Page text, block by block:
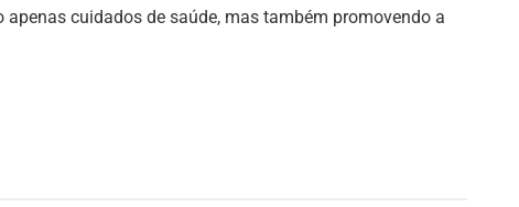
cuidados de saúde, mas também promovendo a